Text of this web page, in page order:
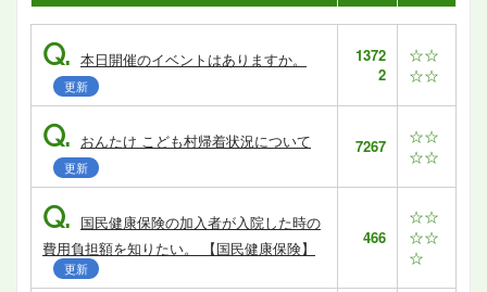
Q. 本日開催のイベントはありますか。
更新
1372
2
☆☆
☆☆
Q. おんたけ こども村帰着状況について
更新
7267
☆☆
☆☆
Q. 国民健康保険の加入者が入院した時の
費用負担額を知りたい。 【国民健康保険】
更新
466
☆☆
☆☆
☆